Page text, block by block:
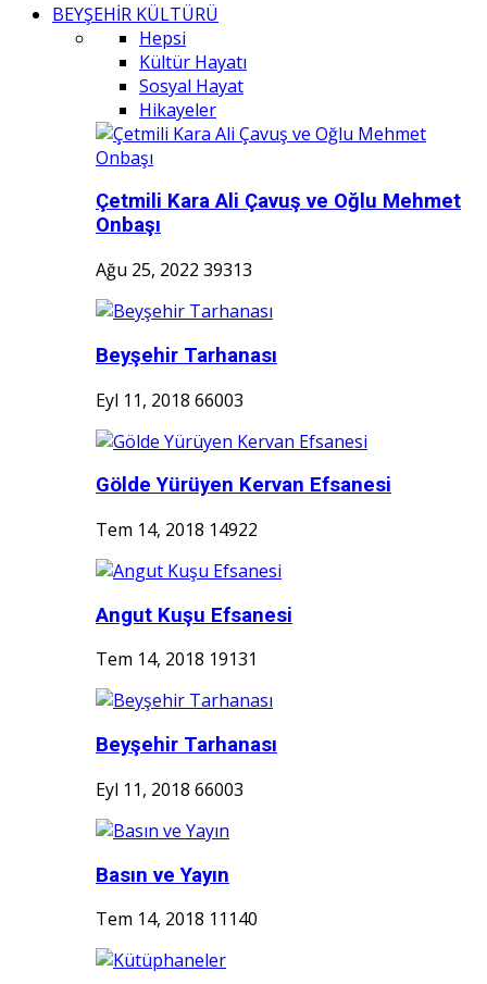
BEYŞEHİR KÜLTÜRÜ
Hepsi
Kültür Hayatı
Sosyal Hayat
Hikayeler
Çetmili Kara Ali Çavuş ve Oğlu Mehmet
Onbaşı
Ağu 25, 2022 39313
Beyşehir Tarhanası
Eyl 11, 2018 66003
Gölde Yürüyen Kervan Efsanesi
Tem 14, 2018 14922
Angut Kuşu Efsanesi
Tem 14, 2018 19131
Beyşehir Tarhanası
Eyl 11, 2018 66003
Basın ve Yayın
Tem 14, 2018 11140